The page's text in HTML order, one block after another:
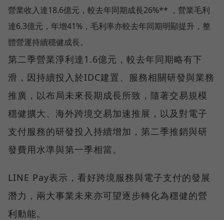
營業收入達18.6億元，較去年同期成長26%** ，營業毛利
達6.3億元，年增41%，毛利率亦較去年同期明顯提升，整
體營運持續穩健成長。
第二季營業淨利達1.6億元，較去年同期略有下
滑，因持續投入於IDC建置、服務相關研發與業務
推廣，以布局未來長期成長所致，隨著交易規模
穩健擴大、海外跨境交易加速推展，以及對電子
支付服務的研發投入持續增加，第二季推銷與研
發費用水準與第一季相當。
LINE Pay表示，看好跨境服務與電子支付的發展
潛力，兩大事業未來亦可望逐步轉化為穩健的營
利動能。